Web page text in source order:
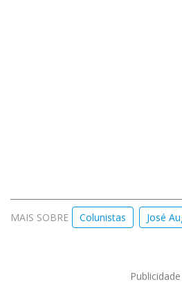
MAIS SOBRE Colunistas José
Publicidade